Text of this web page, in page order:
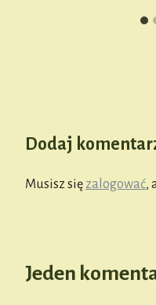
Dodaj
Musisz się zalogować,
Jeden